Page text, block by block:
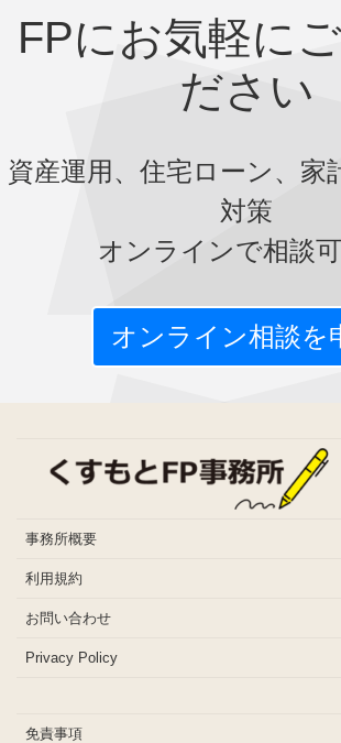
FPにお気軽に
ださい
資産運用、住宅ローン、家
対策
オンラインで相談可
オンライン相談を
事務所概要
利用規約
お問い合わせ
Privacy Policy
免責事項